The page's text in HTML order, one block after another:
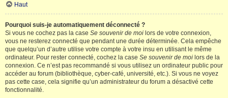
Haut
Pourquoi suis-je automatiquement déconnecté ?
Si vous ne cochez pas la case Se souvenir de moi lors de votre connexion,
vous ne resterez connecté que pendant une durée déterminée. Cela empêche
que quelqu’un d’autre utilise votre compte à votre insu en utilisant le même
ordinateur. Pour rester connecté, cochez la case Se souvenir de moi lors de la
connexion. Ce n’est pas recommandé si vous utilisez un ordinateur public pour
accéder au forum (bibliothèque, cyber-café, université, etc.). Si vous ne voyez
pas cette case, cela signifie qu’un administrateur du forum a désactivé cette
fonctionnalité.